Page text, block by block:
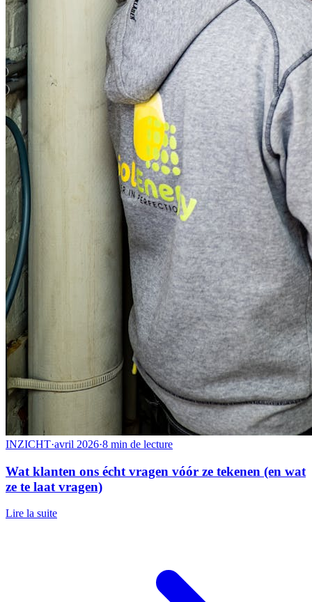
INZICHT·avril 2026·8 min de lecture
Wat klanten ons écht vragen vóór ze tekenen (en wat
ze te laat vragen)
Lire la suite